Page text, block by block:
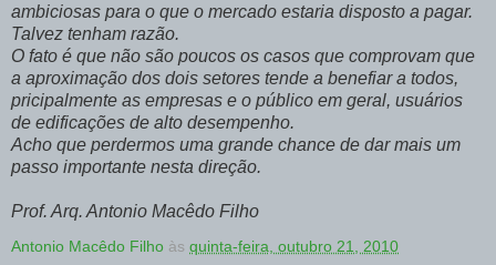
ambiciosas para o que o mercado estaria disposto a pagar.
Talvez tenham razão.
O fato é que não são poucos os casos que comprovam que
a aproximação dos dois setores tende a benefiar a todos,
pricipalmente as empresas e o público em geral, usuários
de edificações de alto desempenho.
Acho que perdermos uma grande chance de dar mais um
passo importante nesta direção.
Prof. Arq. Antonio Macêdo Filho
Antonio Macêdo Filho às quinta-feira, outubro 21, 2010